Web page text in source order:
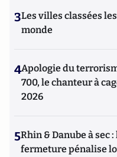
3Les villes classées
monde
4Apologie du
700, le chanteur à
2026
5Rhin & Danube à sec
fermeture pénalise